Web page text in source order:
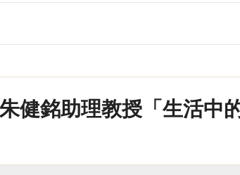
健銘助理教授「生活中